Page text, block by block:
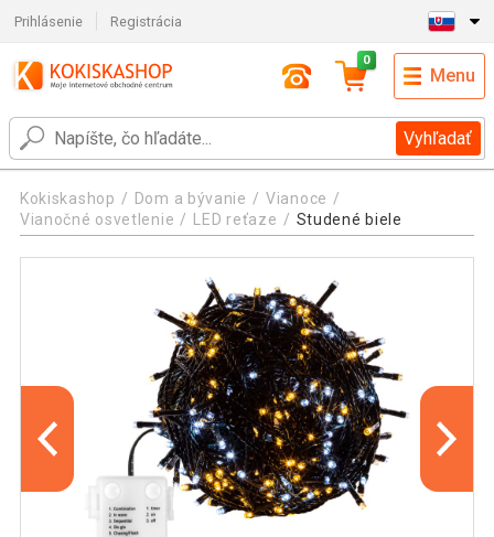
Prihlásenie Registrácia
Vyhľadať
0
Menu
Kokiskashop Dom a bývanie
Vianoce
Vianočné osvetlenie
LED reťaze Studené biele